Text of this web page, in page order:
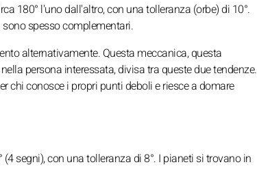
180° l'uno dall'altro, con una tolleranza (orbe) di 10°.
spesso complementari.
alternativamente. Questa meccanica, questa
persona interessata, divisa tra queste due tendenze.
chi conosce i propri punti deboli e riesce a domare
segni), con una tolleranza di 8°. I pianeti si trovano in